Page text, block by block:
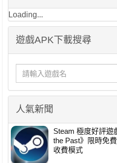
Loading...
遊戲APK下載搜尋
人氣新聞
Steam 極度好評遊
the Past》限時免
收費模式